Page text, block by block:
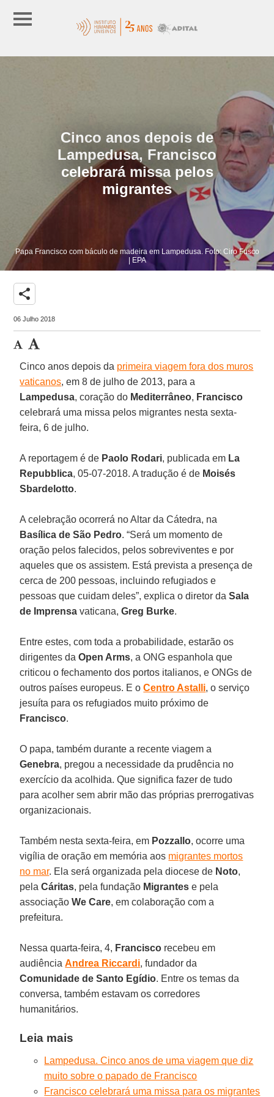
Cinco anos depois de
Lampedusa, Francisco
celebrará missa pelos
migrantes
Papa Francisco com báculo de madeira em Lampedusa. Foto: Ciro Fusco
| EPA
share
06 Julho 2018
Cinco anos depois da primeira viagem fora dos muros
vaticanos, em 8 de julho de 2013, para a
Lampedusa, coração do Mediterrâneo, Francisco
celebrará uma missa pelos migrantes nesta sexta-
feira, 6 de julho.
A reportagem é de Paolo Rodari, publicada em La
Repubblica, 05-07-2018. A tradução é de Moisés
Sbardelotto.
A celebração ocorrerá no Altar da Cátedra, na
Basílica de São Pedro. “Será um momento de
oração pelos falecidos, pelos sobreviventes e por
aqueles que os assistem. Está prevista a presença de
cerca de 200 pessoas, incluindo refugiados e
pessoas que cuidam deles”, explica o diretor daSala
de Imprensa vaticana,Greg Burke.
Entre estes, com toda a probabilidade, estarão os
dirigentes daOpen Arms, a ONG espanhola que
criticou o fechamento dos portos italianos, e ONGs de
outros países europeus. E oCentro Astalli, o serviço
jesuíta para os refugiados muito próximo de
Francisco.
O papa, também durante a recente viagem a
Genebra, pregou a necessidade da prudência no
exercício da acolhida. Que significa fazer de tudo
para acolher sem abrir mão das próprias prerrogativas
organizacionais.
Também nesta sexta-feira, em Pozzallo, ocorre uma
vigília de oração em memória aos migrantes mortos
no mar. Ela será organizada pela diocese de Noto,
pelaCáritas, pela fundação Migrantes e pela
associaçãoWe Care, em colaboração com a
prefeitura.
Nessa quarta-feira, 4, Francisco recebeu em
audiênciaAndrea Riccardi, fundador da
Comunidade de Santo Egídio. Entre os temas da
conversa, também estavam os corredores
humanitários.
Leia mais
Lampedusa. Cinco anos de uma viagem que diz
muito sobre o papado de Francisco
Francisco celebrará uma missa para os migrantes